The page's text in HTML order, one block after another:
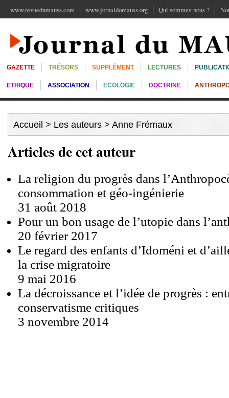
www.revuedumauss.com www.jornaldomauss.org Qui sommes-nous ?
GAZETTE TRÉSORS SUPPLÉMENT LECTURES
ETHIQUE ASSOCIATION ECOLOGIE DOCTRINE
Accueil > Les auteurs > Anne Frémaux
Articles de cet auteur
La religion du progrès dans
consommation et géo-ingénierie
31 août 2018
Pour un bon usage de l’utopie dans
20 février 2017
Le regard des enfants d’Idoméni et
la crise migratoire
9 mai 2016
La décroissance et l’idée de progrès :
conservatisme critiques
3 novembre 2014